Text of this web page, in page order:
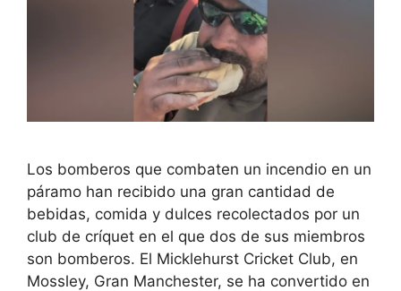
Los bomberos que combaten un incendio en un
páramo han recibido una gran cantidad de
bebidas, comida y dulces recolectados por un
club de críquet en el que dos de sus miembros
son bomberos. El Micklehurst Cricket Club, en
Mossley, Gran Manchester, se ha convertido en